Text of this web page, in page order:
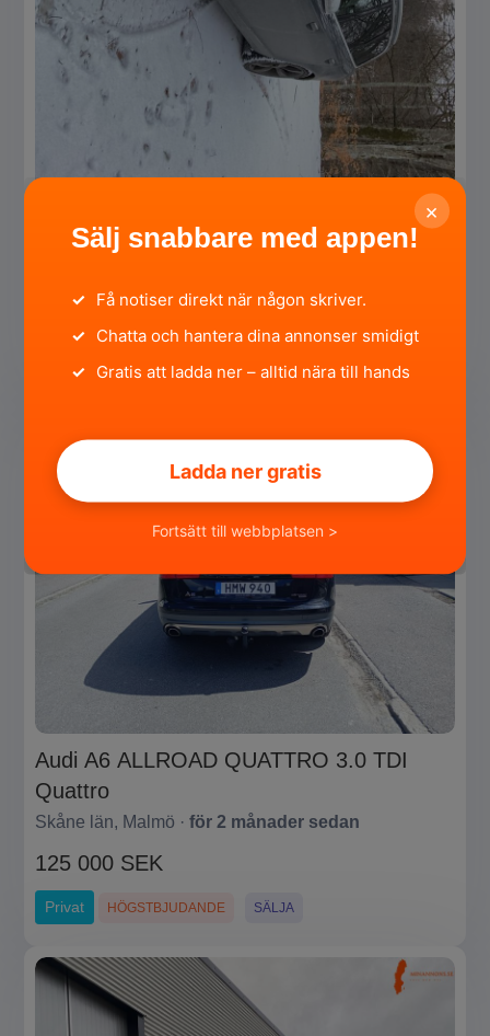
Audi A6 3.0 Tdi Quattro Tip Tronic
13 000 SEK
Privat SÄLJA
Audi A6 ALLROAD QUATTRO 3.0 TDI
Quattro
Skåne län, Malmö · för 2 månader sedan
125 000 SEK
Privat HÖGSTBJUDANDE SÄLJA
×
Sälj snabbare med appen!
✓ Få notiser direkt när någon skriver.
✓ Chatta och hantera dina annonser smidigt
✓ Gratis att ladda ner – alltid nära till hands
Ladda ner gratis
Fortsätt till webbplatsen >